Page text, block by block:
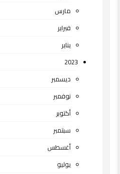
مارس
فبراير
يناير
2023
ديسمبر
نوفمبر
أكتوبر
سبتمبر
أغسطس
يوليو